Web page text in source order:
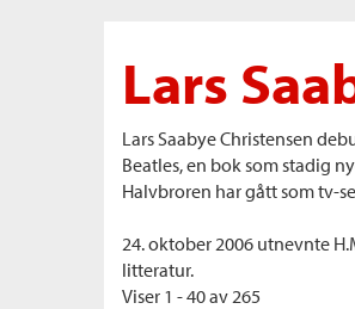
Lars
Lars Saabye Christensen
Beatles, en bok som stadig
Halvbroren har gått som tv-
24. oktober 2006 utnevnte
litteratur.
Viser 1 - 40 av 265